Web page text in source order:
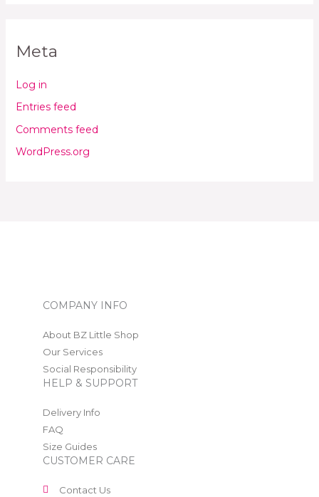
Meta
Log in
Entries feed
Comments feed
WordPress.org
COMPANY INFO
About BZ Little Shop
Our Services
Social Responsibility
HELP & SUPPORT
Delivery Info
FAQ
Size Guides
CUSTOMER CARE
Contact Us